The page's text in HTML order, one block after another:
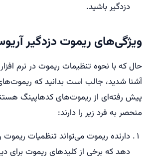
دزدگیر باشید.
ویژگی‌های ریموت دزدگیر
حال که با نحوه تنظیمات ریموت در نرم
آشنا شدید، جالب است بدانید که
پیش رفته‌ای از ریموت‌های کدهاپینگ
منحصر به فرد زیر را دارند:
دارنده ریموت می‌تواند تنظمیات ریموت
دهد که برخی از کلیدهای ریموت برای